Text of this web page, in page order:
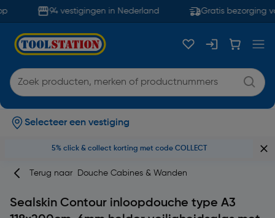
94 vestigingen in Nederland Gratis bezorging
Selecteer een vestiging
5% click & collect korting met code COLLECT
Terug naar Douche Cabines & Wanden
Sealskin Contour inloopdouche type A3